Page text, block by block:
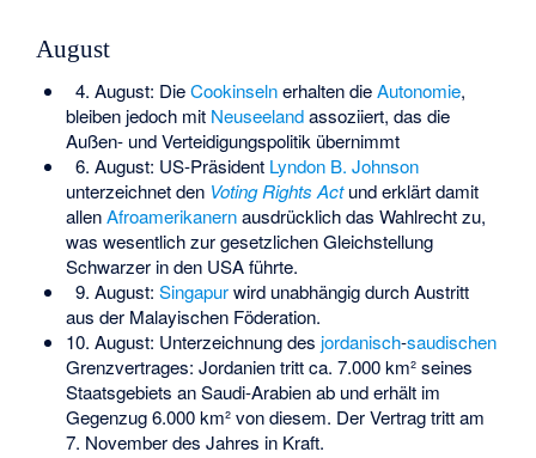
August
4. August: DieCookinselnerhalten dieAutonomie,
bleiben jedoch mit Neuseelandassoziiert, das die
Außen- und Verteidigungspolitik übernimmt
6. August: US-Präsident Lyndon B. Johnson
unterzeichnet den Voting Rights Actund erklärt damit
allenAfroamerikanernausdrücklich das Wahlrecht zu,
was wesentlich zur gesetzlichen Gleichstellung
Schwarzer in den USA führte.
9. August: Singapurwird unabhängig durch Austritt
aus der Malayischen Föderation.
10. August: Unterzeichnung des jordanisch-saudischen
Grenzvertrages: Jordanien tritt ca. 7.000 km² seines
Staatsgebiets an Saudi-Arabien ab und erhält im
Gegenzug 6.000 km² von diesem. Der Vertrag tritt am
7. November des Jahres in Kraft.